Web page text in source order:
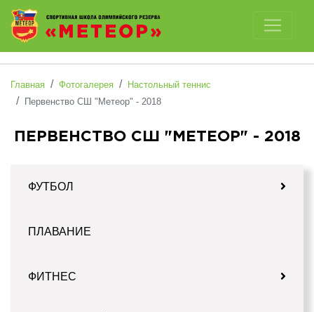
Отключить картинки
Главная Фотогалерея
Настольный теннис
Первенство СШ "Метеор" - 2018
ПЕРВЕНСТВО СШ "МЕТЕОР" - 2018
ФУТБОЛ
ПЛАВАНИЕ
ФИТНЕС